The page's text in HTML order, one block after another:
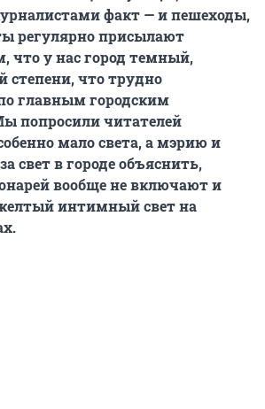
факт — и пешеходы,
регулярно присылают
что у нас город темный,
степени, что трудно
главным городским
попросили читателей
мало света, а мэрию и
свет в городе объяснить,
вообще не включают и
интимный свет на